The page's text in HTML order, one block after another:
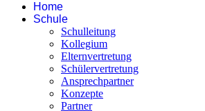
Home
Schule
Schulleitung
Kollegium
Elternvertretung
Schülervertretung
Ansprechpartner
Konzepte
Partner